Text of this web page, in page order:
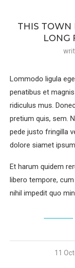
THIS TOWN
LONG
Lommodo ligula
penatibus et
ridiculus mus.
pretium quis, sem.
pede justo fringilla
dolore siamet
Et harum quidem
libero tempore,
nihil impedit quo
11